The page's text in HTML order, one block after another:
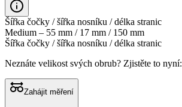
Šířka čočky / šířka nosníku / délka stranic
Medium – 55 mm / 17 mm / 150 mm
Šířka čočky / šířka nosníku / délka stranic
Neznáte velikost svých obrub? Zjistěte to nyní:
Zahájit měření